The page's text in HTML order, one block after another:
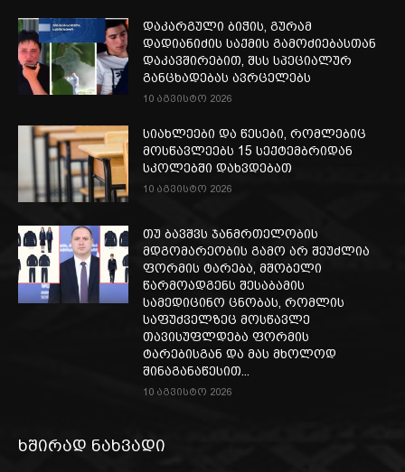
დაკარგული ბიჭის, გურამ
დადიანიძის საქმის გამოძიებასთან
დაკავშირებით, შსს სპეციალურ
განცხადებას ავრცელებს
10 აგვისტო 2026
სიახლეები და წესები, რომლებიც
მოსწავლეებს 15 სექტემბრიდან
სკოლებში დახვდებათ
10 აგვისტო 2026
თუ ბავშვს ჯანმრთელობის
მდგომარეობის გამო არ შეუძლია
ფორმის ტარება, მშობელი
წარმოადგენს შესაბამის
სამედიცინო ცნობას, რომლის
საფუძველზეც მოსწავლე
თავისუფლდება ფორმის
ტარებისგან და მას მხოლოდ
შინაგანაწესით...
10 აგვისტო 2026
ხშირად ნახვადი